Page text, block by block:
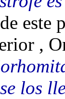
este
,
los